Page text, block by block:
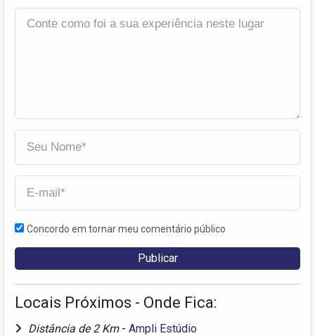
Concordo em tornar meu comentário público
Locais Próximos - Onde Fica:
Distância de 2 Km - Ampli Estúdio